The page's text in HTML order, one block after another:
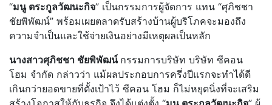
“มนู ตระกูลวัฒนะกิจ” เป็นกรรมการผู้จัดการ แทน “ศุภิชชา
ชัยพิพัฒน์” พร้อมเผยตลาดรับสร้างบ้านผู้บริโภคจะมองถึง
ความจำเป็นและใช้จ่ายเงินอย่างมีเหตุผลเป็นหลัก
นางสาวศุภิชชา ชัยพิพัฒน์ กรรมการบริษัท บริษัท ซีคอน
โฮม จำกัด กล่าวว่า แม้ผลประกอบการครึ่งปีแรกจะทำได้ดี
เกินกว่ายอดขายที่ตั้งเป้าไว้ ซีคอน โฮม ก็ไม่หยุดนิ่งที่จะเสริม